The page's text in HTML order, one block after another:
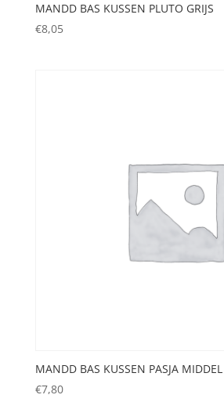
MANDD BAS KUSSEN PLUTO GRIJS
€8,05
MANDD BAS KUSSEN PASJA MIDDEL
€7,80